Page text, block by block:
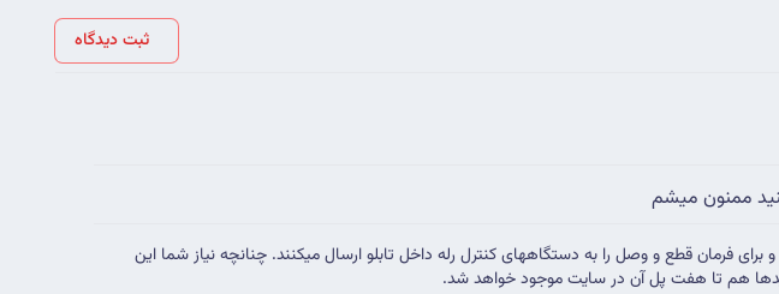
ثبت دیدگاه
ممنون میشم
فرمان قطع و وصل را به دستگاههای کنترل رله داخل تابلو ارسال میکنند. چنانچه نیاز شما این
هم تا هفت پل آن در سایت موجود خواهد شد.